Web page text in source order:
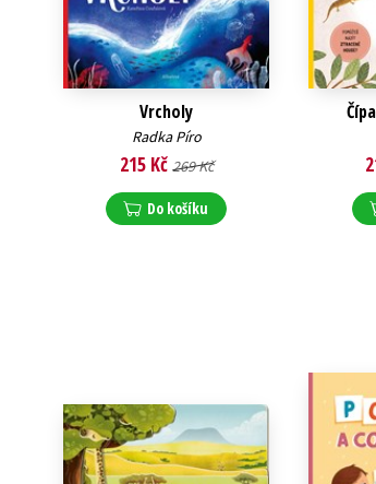
Vrcholy
Radka Píro
215 Kč 269 Kč
Do košíku